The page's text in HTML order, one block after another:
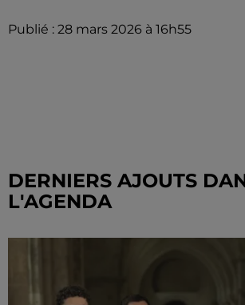
Publié : 28 mars 2026 à 16h55
DERNIERS AJOUTS
L'AGENDA